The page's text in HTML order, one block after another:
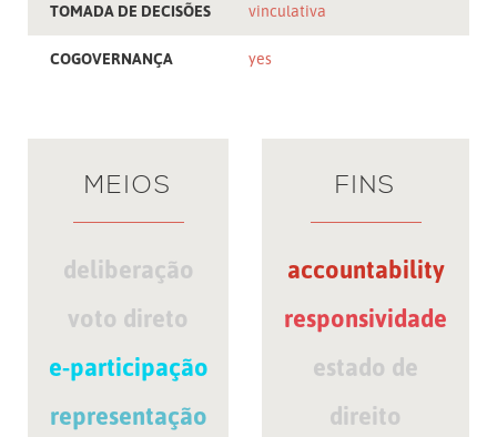
TOMADA DE DECISÕES
vinculativa
COGOVERNANÇA yes
MEIOS
deliberação
voto direto
e-participação
representação
FINS
accountability
responsividade
estado de
direito